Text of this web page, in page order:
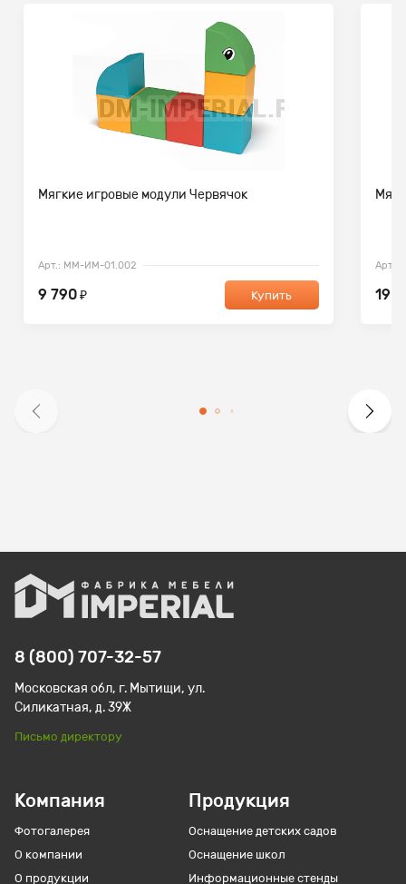
Мягкие игровые модули Червячок
Арт.: ММ-ИМ-01.002
9 790₽ Купить
Арт.:
19
Компания
Фотогалерея
О компании
О продукции
Продукция
Оснащение детских садов
Оснащение школ
Информационные стенды
8 (800) 707-32-57
Московская обл, г. Мытищи, ул.
Силикатная, д. 39Ж
Письмо директору